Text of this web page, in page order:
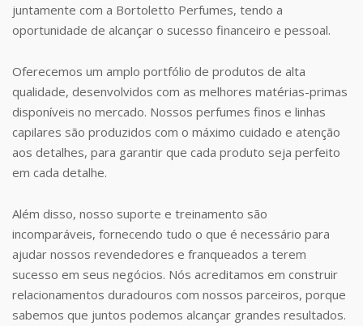
juntamente com a Bortoletto Perfumes, tendo a
oportunidade de alcançar o sucesso financeiro e pessoal.
Oferecemos um amplo portfólio de produtos de alta
qualidade, desenvolvidos com as melhores matérias-primas
disponíveis no mercado. Nossos perfumes finos e linhas
capilares são produzidos com o máximo cuidado e atenção
aos detalhes, para garantir que cada produto seja perfeito
em cada detalhe.
Além disso, nosso suporte e treinamento são
incomparáveis, fornecendo tudo o que é necessário para
ajudar nossos revendedores e franqueados a terem
sucesso em seus negócios. Nós acreditamos em construir
relacionamentos duradouros com nossos parceiros, porque
sabemos que juntos podemos alcançar grandes resultados.